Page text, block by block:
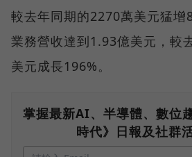
較去年同期的2270萬美元猛增
業務營收達到1.93億美元，較
美元成長196%。
掌握最新AI、半導體、數位
時代》日報及社群